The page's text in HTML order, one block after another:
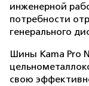
инженерной
потребности
генерального
Шины Kama Pro
свою